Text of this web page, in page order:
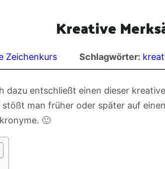
Kreative
Zeichenkurs Schlagwörter:
dazu entschließt einen dieser
man früher oder später auf
🙂